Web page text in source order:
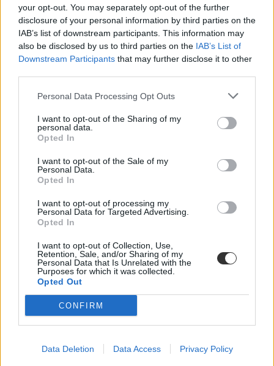
your opt-out. You may separately opt-out of the further
disclosure of your personal information by third parties on the
IAB’s list of downstream participants. This information may
also be disclosed by us to third parties on the IAB’s List of
Downstream Participants that may further disclose it to other
Personal Data Processing Opt Outs
I want to opt-out of the Sharing of my
personal data.
Opted In
I want to opt-out of the Sale of my
Personal Data.
Opted In
I want to opt-out of processing my
Personal Data for Targeted Advertising.
Opted In
I want to opt-out of Collection, Use,
Retention, Sale, and/or Sharing of my
Personal Data that Is Unrelated with the
Purposes for which it was collected.
Opted Out
CONFIRM
Data Deletion Data Access Privacy Policy
gyerekenként a támogatás maximum értéke 61,80 euró (23
500 forint),
minimum értéke pedig 30 euró (11 400 forint) lehet.
Magyarországgal ellentétben, a 25 év alatti egyetemisták,